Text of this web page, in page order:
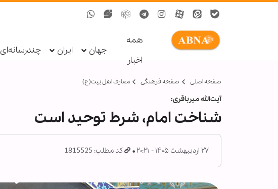
همه
اخبار
جهان ایران چندرسانه‌ای
صفحه اصلی صفحه فرهنگی معارف اهل بیت(ع)
آیت‌الله میرباقری:
شناخت امام، شرط توحید است
۲۷ اردیبهشت ۱۴۰۵ - ۲۰:۲۱ کد مطلب: 1815525